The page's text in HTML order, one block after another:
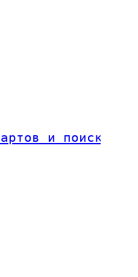
и поиск